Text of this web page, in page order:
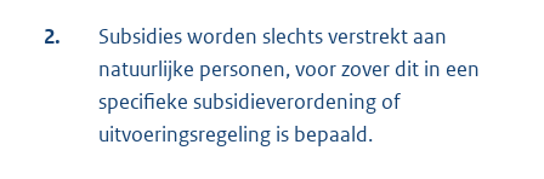
2.
Subsidies worden slechts verstrekt aan
natuurlijke personen, voor zover dit in een
specifieke subsidieverordening of
uitvoeringsregeling is bepaald.